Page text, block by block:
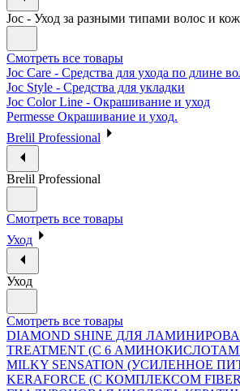
Joc - Уход за разными типами волос и
Смотреть все товары
Joc Care - Средства для ухода по длине
Joc Style - Средства для укладки
Joc Color Line - Окрашивание и уход
Permesse Окрашивание и уход.
Brelil Professional
Brelil Professional
Смотреть все товары
Уход
Уход
Смотреть все товары
DIAMOND SHINE ДЛЯ
TREATMENT (С 6
MILKY SENSATION (УСИЛЕННОЕ
KERAFORCE (С КОМПЛЕКСОМ